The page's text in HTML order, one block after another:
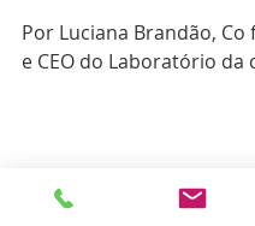
Por Luciana Brandão,
e CEO do Laboratório da